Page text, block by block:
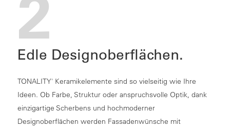
2
Edle Designoberflächen.
TONALITY®Keramikelemente sind so vielseitig wie Ihre
Ideen. Ob Farbe, Struktur oder anspruchsvolle Optik, dank
einzigartige Scherbens und hochmoderner
Designoberflächen werden Fassadenwünsche mit